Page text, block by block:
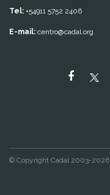
Tel: +54911 5752 2406
E-mail: centro@cadal.org
© Copyright Cadal 2003-2026